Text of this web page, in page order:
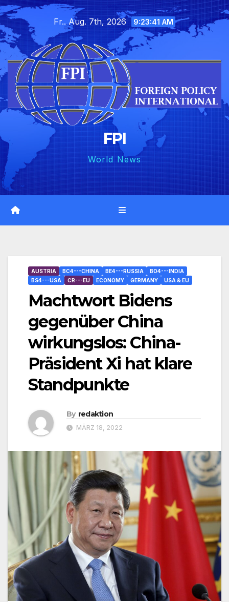
Skip
to
content
Fr.. Aug. 7th, 2026 9:23:43 AM
FPI
World News
AUSTRIA BC4---CHINA BE4---RUSSIA
BO4---INDIA
BS4---USA
CR---EU ECONOMY GERMANY USA & EU
Machtwort Bidens
gegenüber China
wirkungslos: China-
Präsident Xi hat klare
Standpunkte
By redaktion
MÄRZ 18, 2022